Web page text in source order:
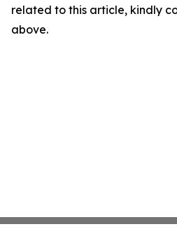
related to this article, kindly
above.